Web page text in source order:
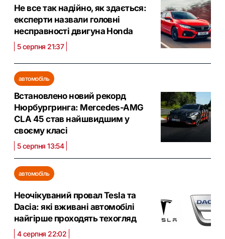
Не все так надійно, як здається:
експерти назвали головні
несправності двигуна Honda
5 серпня 21:37
автомобіль
Встановлено новий рекорд
Нюрбургринга: Mercedes-AMG
CLA 45 став найшвидшим у
своєму класі
5 серпня 13:54
автомобіль
Неочікуваний провал Tesla та
Dacia: які вживані автомобілі
найгірше проходять техогляд
4 серпня 22:02